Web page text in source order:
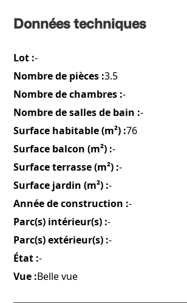
Données techniques
Lot :-
Nombre de pièces :3.5
Nombre de chambres :-
Nombre de salles de bain :-
Surface habitable (m²) :76
Surface balcon (m²) :-
Surface terrasse (m²) :-
Surface jardin (m²) :-
Année de construction :-
Parc(s) intérieur(s) :-
Parc(s) extérieur(s) :-
État :-
Vue :Belle vue